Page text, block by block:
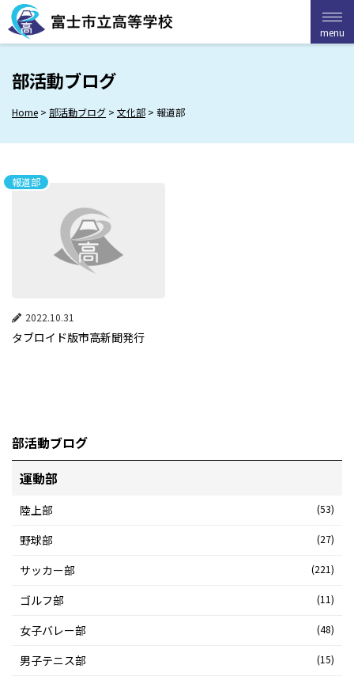
Skip
to
content
部活動ブログ
Home > 部活動ブログ > 文化部 > 報道部
報道部
2022.10.31
タブロイド版市高新聞発行
部活動ブログ
運動部
陸上部 (53)
野球部 (27)
サッカー部 (221)
ゴルフ部 (11)
女子バレー部 (48)
男子テニス部 (15)
menu
menu